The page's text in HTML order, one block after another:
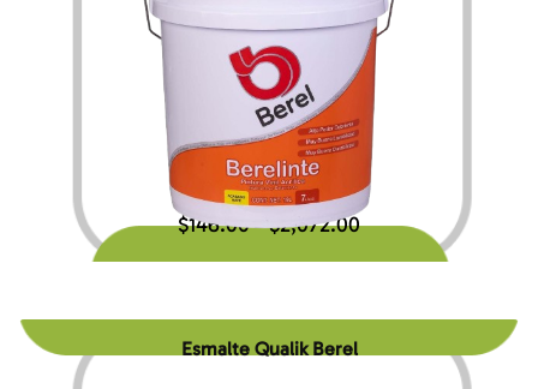
$146.00–$2,072.00
Esmalte Qualik Berel